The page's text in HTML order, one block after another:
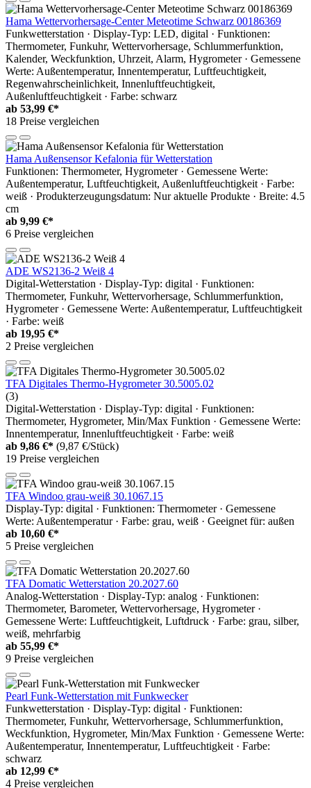
Hama Wettervorhersage-Center Meteotime Schwarz 00186369
Funkwetterstation · Display-Typ: LED, digital · Funktionen:
Thermometer, Funkuhr, Wettervorhersage, Schlummerfunktion,
Kalender, Weckfunktion, Uhrzeit, Alarm, Hygrometer · Gemessene
Werte: Außentemperatur, Innentemperatur, Luftfeuchtigkeit,
Regenwahrscheinlichkeit, Innenluftfeuchtigkeit,
Außenluftfeuchtigkeit · Farbe: schwarz
ab 53,99 €*
18 Preise vergleichen
Hama Außensensor Kefalonia für Wetterstation
Funktionen: Thermometer, Hygrometer · Gemessene Werte:
Außentemperatur, Luftfeuchtigkeit, Außenluftfeuchtigkeit · Farbe:
weiß · Produkterzeugungsdatum: Nur aktuelle Produkte · Breite: 4.5
cm
ab 9,99 €*
6 Preise vergleichen
ADE WS2136-2 Weiß 4
Digital-Wetterstation · Display-Typ: digital · Funktionen:
Thermometer, Funkuhr, Wettervorhersage, Schlummerfunktion,
Hygrometer · Gemessene Werte: Außentemperatur, Luftfeuchtigkeit
· Farbe: weiß
ab 19,95 €*
2 Preise vergleichen
TFA Digitales Thermo-Hygrometer 30.5005.02
(3)
Digital-Wetterstation · Display-Typ: digital · Funktionen:
Thermometer, Hygrometer, Min/Max Funktion · Gemessene Werte:
Innentemperatur, Innenluftfeuchtigkeit · Farbe: weiß
ab 9,86 €* (9,87 €/Stück)
19 Preise vergleichen
TFA Windoo grau-weiß 30.1067.15
Display-Typ: digital · Funktionen: Thermometer · Gemessene
Werte: Außentemperatur · Farbe: grau, weiß · Geeignet für: außen
ab 10,60 €*
5 Preise vergleichen
TFA Domatic Wetterstation 20.2027.60
Analog-Wetterstation · Display-Typ: analog · Funktionen:
Thermometer, Barometer, Wettervorhersage, Hygrometer ·
Gemessene Werte: Luftfeuchtigkeit, Luftdruck · Farbe: grau, silber,
weiß, mehrfarbig
ab 55,99 €*
9 Preise vergleichen
Pearl Funk-Wetterstation mit Funkwecker
Funkwetterstation · Display-Typ: digital · Funktionen:
Thermometer, Funkuhr, Wettervorhersage, Schlummerfunktion,
Weckfunktion, Hygrometer, Min/Max Funktion · Gemessene Werte:
Außentemperatur, Innentemperatur, Luftfeuchtigkeit · Farbe:
schwarz
ab 12,99 €*
4 Preise vergleichen